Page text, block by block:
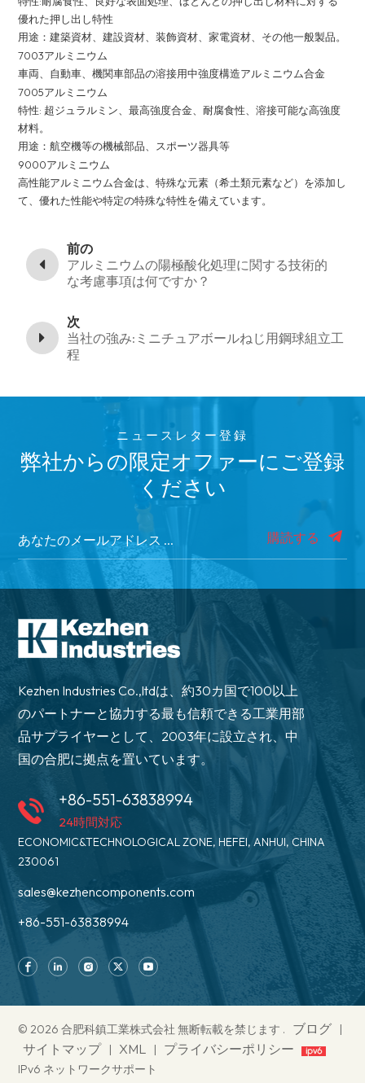
優れた押し出し特性
用途：建築資材、建設資材、装飾資材、家電資材、その他一般製品。
7003アルミニウム
車両、自動車、機関車部品の溶接用中強度構造アルミニウム合金
7005アルミニウム
特性: 超ジュラルミン、最高強度合金、耐腐食性、溶接可能な高強度
材料。
用途：航空機等の機械部品、スポーツ器具等
9000アルミニウム
高性能アルミニウム合金は、特殊な元素（希土類元素など）を添加し
て、優れた性能や特定の特殊な特性を備えています。
前の
アルミニウムの陽極酸化処理に関する技術的
な考慮事項は何ですか？
次
当社の強み:ミニチュアボールねじ用鋼球組立工
程
ニュースレター登録
弊社からの限定オファーにご登録
ください
購読する
Kezhen Industries Co.,ltdは、約30カ国で100以上
のパートナーと協力する最も信頼できる工業用部
品サプライヤーとして、2003年に設立され、中
国の合肥に拠点を置いています。
+86-551-63838994
24時間対応
ECONOMIC&TECHNOLOGICAL ZONE, HEFEI, ANHUI, CHINA
230061
sales@kezhencomponents.com
+86-551-63838994
© 2026 合肥科鎮工業株式会社 無断転載を禁じます . ブログ
サイトマップ XML プライバシーポリシー
IPv6 ネットワークサポート